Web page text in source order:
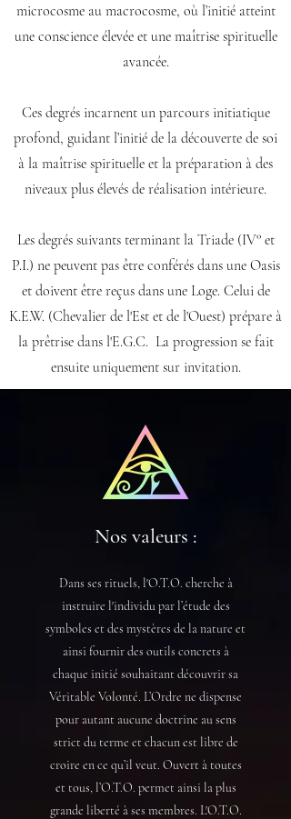
microcosme au macrocosme, où l’initié atteint
une conscience élevée et une maîtrise spirituelle
avancée.​
Ces degrés incarnent un parcours initiatique
profond, guidant l’initié de la découverte de soi
à la maîtrise spirituelle et la préparation à des
niveaux plus élevés de réalisation intérieure.
Les degrés suivants terminant la Triade (IV° et
P.I.) ne peuvent pas être conférés dans une Oasis
et doivent être reçus dans une Loge. Celui de
K.E.W. (Chevalier de l'Est et de l'Ouest) prépare à
la prêtrise dans l'E.G.C. La progression se fait
ensuite uniquement sur invitation.
Nos valeurs :
Dans ses rituels, l'O.T.O. cherche à
instruire l'individu par l’étude des
symboles et des mystères de la nature et
ainsi fournir des outils concrets à
chaque initié souhaitant découvrir sa
Véritable Volonté. L’Ordre ne dispense
pour autant aucune doctrine au sens
strict du terme et chacun est libre de
croire en ce qu’il veut. Ouvert à toutes
et tous, l’O.T.O. permet ainsi la plus
grande liberté à ses membres. L'O.T.O.